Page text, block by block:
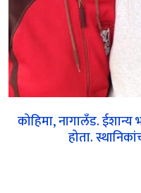
कोहिमा, नागालँड. ईशान्य
होता.